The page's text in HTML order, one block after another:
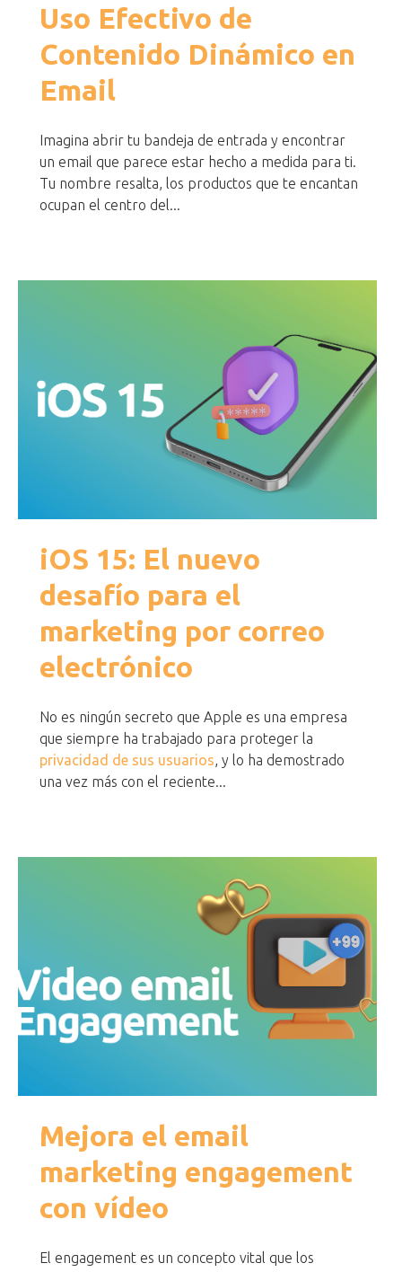
Uso Efectivo de
Contenido Dinámico en
Email
Imagina abrir tu bandeja de entrada y encontrar
un email que parece estar hecho a medida para ti.
Tu nombre resalta, los productos que te encantan
ocupan el centro del...
iOS 15: El nuevo
desafío para el
marketing por correo
electrónico
No es ningún secreto que Apple es una empresa
que siempre ha trabajado para proteger la
privacidad de sus usuarios, y lo ha demostrado
una vez más con el reciente...
Mejora el email
marketing engagement
con vídeo
El engagement es un concepto vital que los